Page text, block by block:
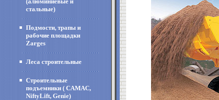
стальные)
Подмости, трапы и
рабочие площадки
Zarges
Леса строительные
Строительные
подъемники ( CAMAC,
NiftyLift, Genie)